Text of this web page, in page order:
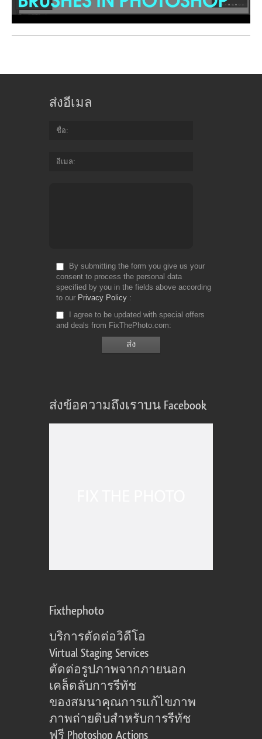
ส่งอีเมล
ชื่อ
อีเมล
By submitting the form you give us your
consent to process the personal data
specified by you in the fields above according
to our Privacy Policy
I agree to be updated with special offers
and deals from FixThePhoto.com
ส่งข้อความถึงเราบน Facebook
Fixthephoto
บริการตัดต่อวิดีโอ
Virtual Staging Services
ตัดต่อรูปภาพจากภายนอก
เคล็ดลับการรีทัช
ของสมนาคุณการแก้ไขภาพ
ภาพถ่ายดิบสำหรับการรีทัช
ฟรี Photoshop Actions